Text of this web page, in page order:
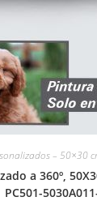
– 50×30
a 360º,
PC501-